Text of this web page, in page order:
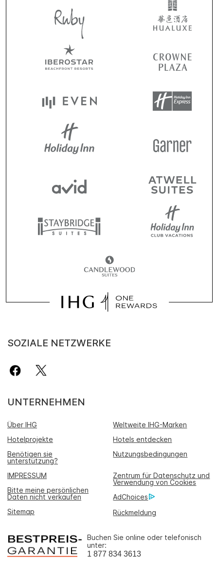
SOZIALE NETZWERKE
UNTERNEHMEN
Über IHG
Weltweite IHG-Marken
Hotelprojekte
Hotels entdecken
Benötigen sie
unterstützung?
Nutzungsbedingungen
IMPRESSUM
Zentrum für Datenschutz und
Verwendung von Cookies
Bitte meine persönlichen
Daten nicht verkaufen
AdChoices
Sitemap
Rückmeldung
Buchen Sie online oder telefonisch
unter:
1 877 834 3613